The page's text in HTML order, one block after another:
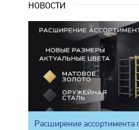
НОВОСТИ
Расширение